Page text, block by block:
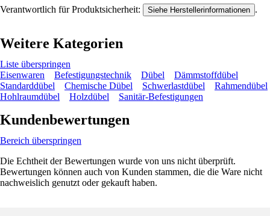
Verantwortlich für Produktsicherheit: Siehe Herstellerinformationen .
Weitere Kategorien
Liste überspringen
Eisenwaren
Befestigungstechnik Dübel
Dämmstoffdübel
Standarddübel
Chemische Dübel Schwerlastdübel
Rahmendübel
Hohlraumdübel
Holzdübel Sanitär-Befestigungen
Kundenbewertungen
Bereich überspringen
Die Echtheit der Bewertungen wurde von uns nicht überprüft.
Bewertungen können auch von Kunden stammen, die die Ware nicht
nachweislich genutzt oder gekauft haben.